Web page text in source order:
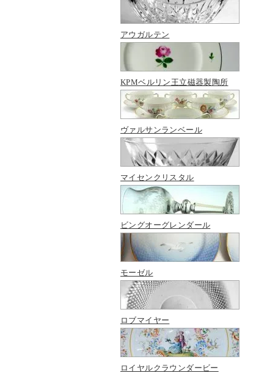
アウガルテン
KPMベルリン王立磁器製陶所
ヴァルサンランベール
マイセンクリスタル
ビングオーグレンダール
モーゼル
ロブマイヤー
ロイヤルクラウンダービー